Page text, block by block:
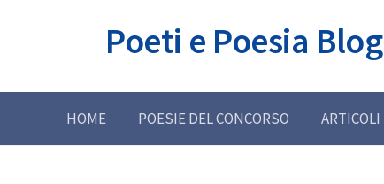
Poeti e Poesia Blog
HOME POESIE DEL CONCORSO ARTICOLI